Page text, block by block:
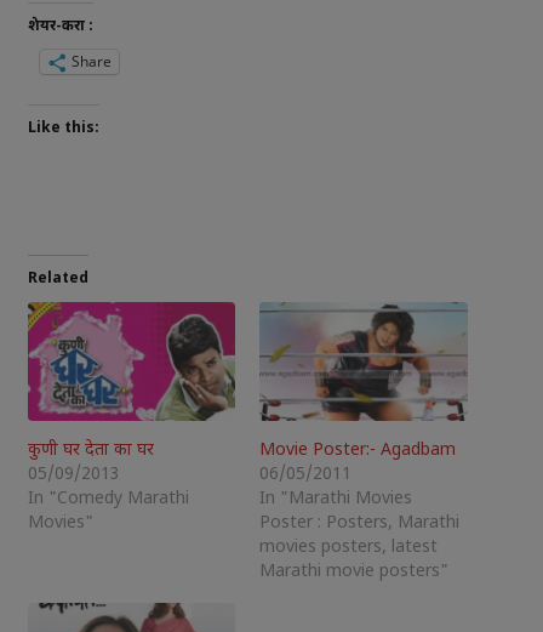
शेयर-करा :
Share
Like this:
Related
कुणी घर देता का घर
05/09/2013
In "Comedy Marathi
Movies"
Movie Poster:- Agadbam
06/05/2011
In "Marathi Movies
Poster : Posters, Marathi
movies posters, latest
Marathi movie posters"